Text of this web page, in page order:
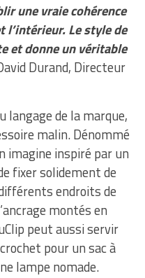
une vraie cohérence
l’intérieur. Le style de
et donne un véritable
Durand, Directeur
langage de la marque,
malin. Dénommé
imagine inspiré par un
fixer solidement de
endroits de
montés en
peut aussi servir
pour un sac à
lampe nomade.